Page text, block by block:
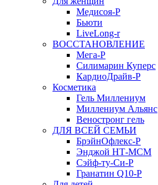
Медисоя-Р
Бьюти
LiveLong-r
ВОССТАНОВЛЕНИЕ
Мега-Р
Силимарин Куперс
КардиоДрайв-Р
Косметика
Гель Миллениум
Миллениум Альянс
Веностронг гель
ДЛЯ ВСЕЙ СЕМЬИ
БрэйнОфлекс-Р
Энджой НТ-МСМ
Сэйф-ту-Си-Р
Гранатин Q10-Р